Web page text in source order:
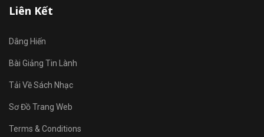
Liên Kết
Dâng Hiến
Bài Giảng Tin Lành
Tải Về Sách Nhạc
Sơ Đồ Trang Web
Terms & Conditions